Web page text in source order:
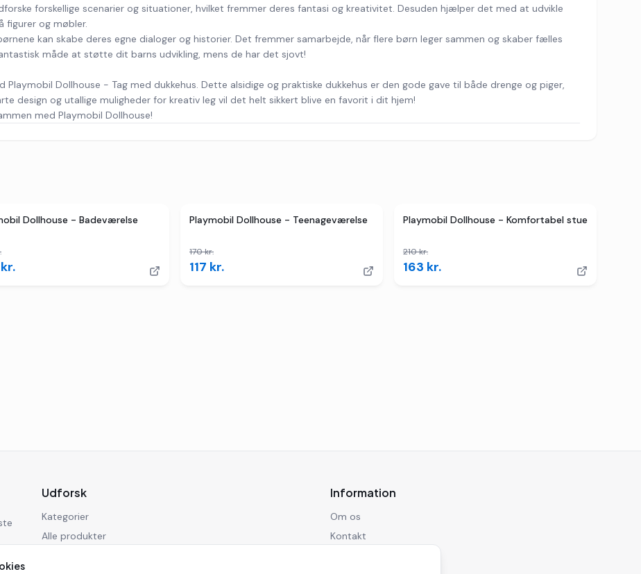
forskellige scenarier og situationer, hvilket fremmer deres fantasi og kreativitet. Desuden hjælper det med at udvikle
figurer og møbler.
kan skabe deres egne dialoger og historier. Det fremmer samarbejde, når flere børn leger sammen og skaber fælles
måde at støtte dit barns udvikling, mens de har det sjovt!
Dollhouse - Tag med dukkehus. Dette alsidige og praktiske dukkehus er den gode gave til både drenge og piger,
design og utallige muligheder for kreativ leg vil det helt sikkert blive en favorit i dit hjem!
med Playmobil Dollhouse!
TILBUD
Dollhouse - Badeværelse
kr.
TILBUD
2butikker
Playmobil Dollhouse - Teenageværelse
170kr.
117 kr.
TILBUD
2butikker
Playmobil Dollhouse - Komfortabel stue
210kr.
163 kr.
Udforsk
Kategorier
Alle produkter
Information
Om os
Kontakt